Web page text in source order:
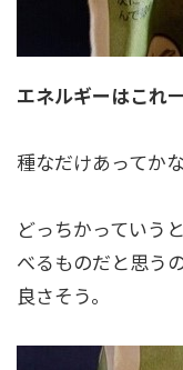
エネルギーはこれ
種なだけあってか
どっちかっていう
べるものだと思う
良さそう。